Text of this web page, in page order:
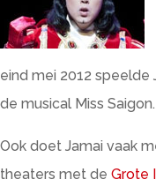
eind mei 2012 speelde
de musical Miss Saigon.
Ook doet Jamai vaak
theaters met de Grote